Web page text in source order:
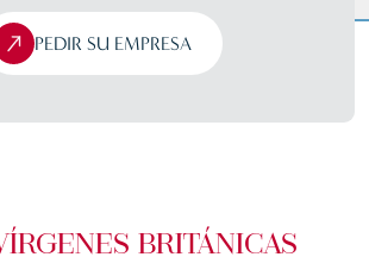
PEDIR SU EMPRESA
BRITÁNICAS